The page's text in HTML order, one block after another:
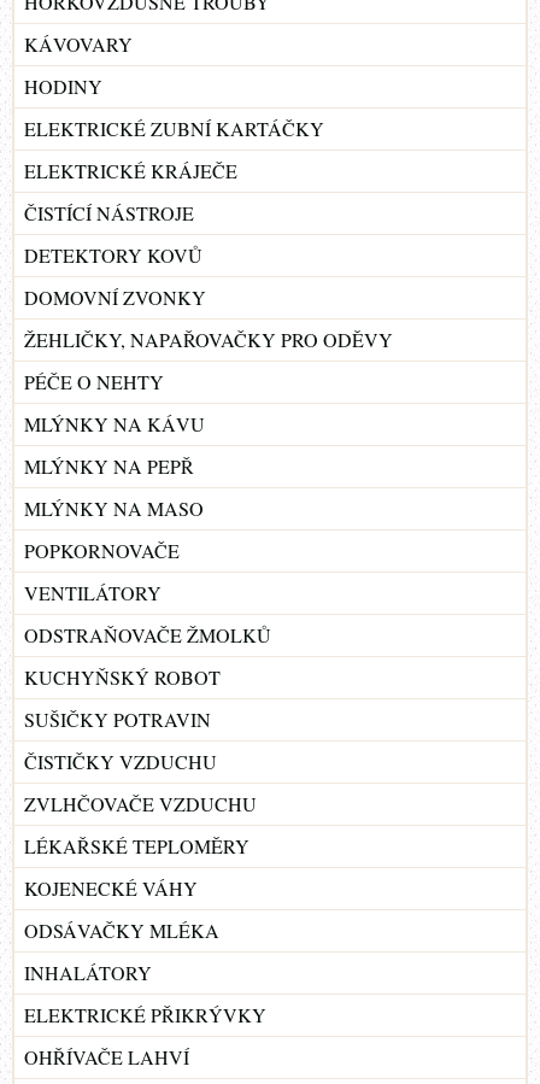
KÁVOVARY
HODINY
ELEKTRICKÉ ZUBNÍ KARTÁČKY
ELEKTRICKÉ KRÁJEČE
ČISTÍCÍ NÁSTROJE
DETEKTORY KOVŮ
DOMOVNÍ ZVONKY
ŽEHLIČKY, NAPAŘOVAČKY PRO ODĚVY
PÉČE O NEHTY
MLÝNKY NA KÁVU
MLÝNKY NA PEPŘ
MLÝNKY NA MASO
POPKORNOVAČE
VENTILÁTORY
ODSTRAŇOVAČE ŽMOLKŮ
KUCHYŇSKÝ ROBOT
SUŠIČKY POTRAVIN
ČISTIČKY VZDUCHU
ZVLHČOVAČE VZDUCHU
LÉKAŘSKÉ TEPLOMĚRY
KOJENECKÉ VÁHY
ODSÁVAČKY MLÉKA
INHALÁTORY
ELEKTRICKÉ PŘIKRÝVKY
OHŘÍVAČE LAHVÍ